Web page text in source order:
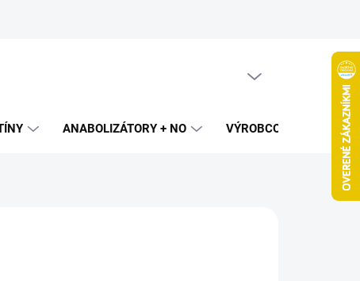
ANABOLIZÁTORY + NO VÝROBCOVIA